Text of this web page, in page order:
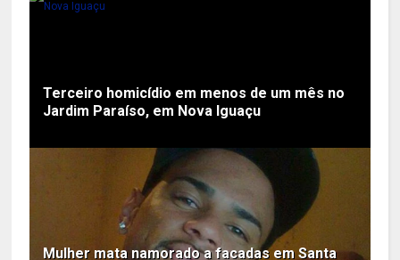
Terceiro homicídio em menos de um mês no
Jardim Paraíso, em Nova Iguaçu
Mulher mata namorado a facadas em Santa